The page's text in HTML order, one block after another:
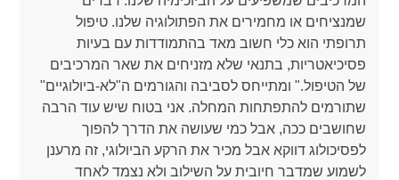
שמנציחים או מחמירים את הפתולוגיה שלנו. טיפול
תרופתי הוא כלי חשוב מאד בהתמודדות עם בעיות
פסיכיאטריות, בתנאי שלא מזניחים את שאר המרכיבים
של הטיפול." ומתייחס לסביבה והגורמים ה"לא-ביולוגיים"
שתורמים להתפתחות המחלה. אני בטוח שיש עוד הרבה
שחושבים ככה, אבל כמי שעושה את הדרך להפוך
לפסיכולוג דווקא אבל מכיר את הרקע הביולוגי, זה מרענן
לשמוע שמדבר חיובית על השילוב ולא נצמד לאחד